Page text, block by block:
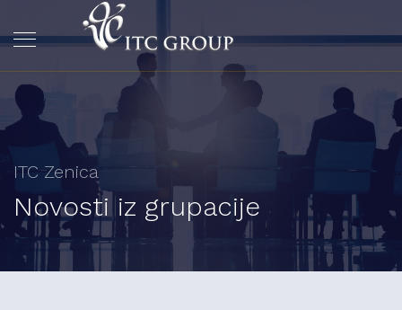
ITC Zenica
Novosti iz grupacije